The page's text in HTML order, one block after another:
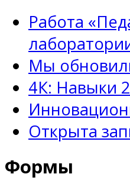
Работа
Мы
4К: Навыки
Открыта
Формы